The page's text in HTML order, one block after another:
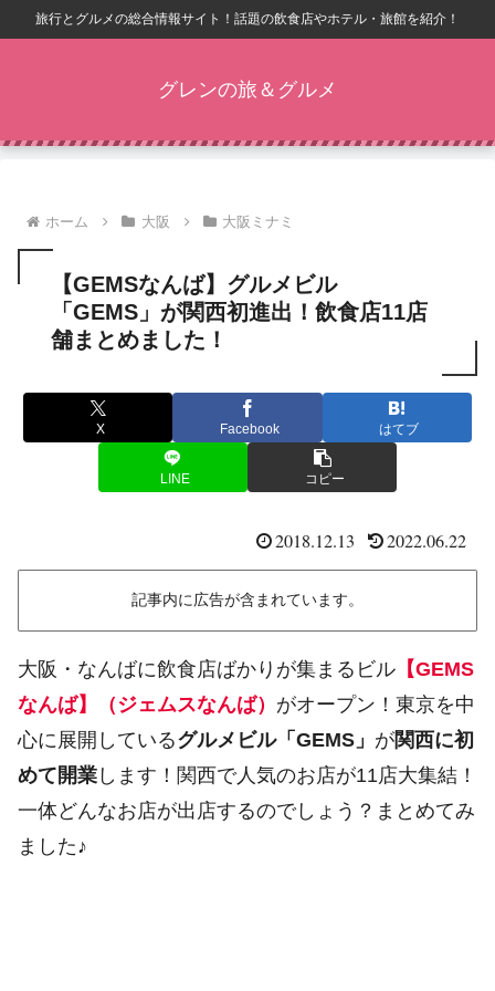
旅行とグルメの総合情報サイト！話題の飲食店やホテル・旅館を紹介！
グレンの旅＆グルメ
ホーム 大阪 大阪ミナミ
【GEMSなんば】グルメビル
「GEMS」が関西初進出！飲食店11店
舗まとめました！
X Facebook はてブ
LINE コピー
2018.12.13 2022.06.22
記事内に広告が含まれています。
大阪・なんばに飲食店ばかりが集まるビル 【GEMS
なんば】（ジェムスなんば） がオープン！東京を中
心に展開しているグルメビル「GEMS」 が関西に初
めて開業 します！関西で人気のお店が11店大集結！
一体どんなお店が出店するのでしょう？まとめてみ
ました♪